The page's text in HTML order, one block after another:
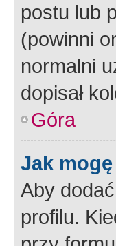
postu lub
(powinni
normalni
dopisał
Góra
Jak
Aby
profilu.